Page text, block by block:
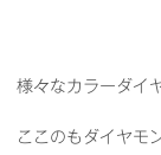
様々なカラーダイ
ここのもダイヤモ